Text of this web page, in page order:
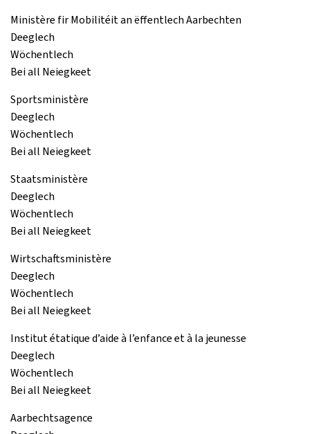
Ministère fir Mobilitéit an ëffentlech Aarbechten
Deeglech
Wöchentlech
Bei all Neiegkeet
Sportsministère
Deeglech
Wöchentlech
Bei all Neiegkeet
Staatsministère
Deeglech
Wöchentlech
Bei all Neiegkeet
Wirtschaftsministère
Deeglech
Wöchentlech
Bei all Neiegkeet
Institut étatique d’aide à l’enfance et à la jeunesse
Deeglech
Wöchentlech
Bei all Neiegkeet
Aarbechtsagence